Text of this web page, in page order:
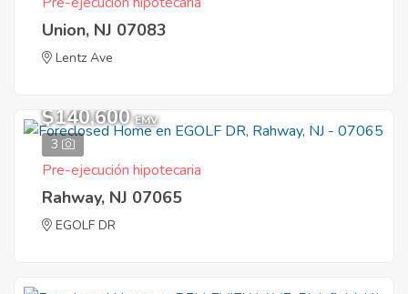
Union, NJ 07083
Lentz Ave
3
$140,600 EMV
Pre-ejecución hipotecaria
Rahway, NJ 07065
EGOLF DR